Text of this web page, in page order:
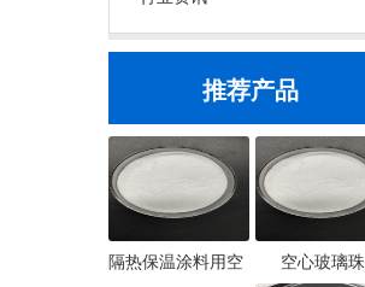
推荐产品
隔热保温涂料用空 空心玻璃珠